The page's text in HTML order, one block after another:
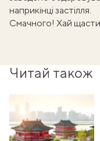
наприкінці застілля.
Смачного! Хай
Читай також